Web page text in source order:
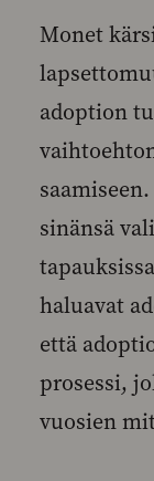
Monet
adoption
sinänsä
haluavat
että
prosessi,
vuosien